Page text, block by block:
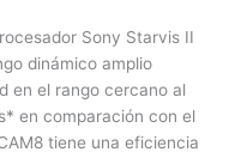
Sony Starvis II
dinámico amplio
en el rango cercano al
en comparación con el
tiene una eficiencia